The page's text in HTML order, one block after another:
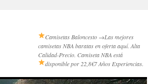
Camisetas Baloncesto →Las mejores
camisetas NBA baratas en oferta aquí. Alta
Calidad-Precio. Camiseta NBA está
disponible por 22,8€7 Años Experiencias.